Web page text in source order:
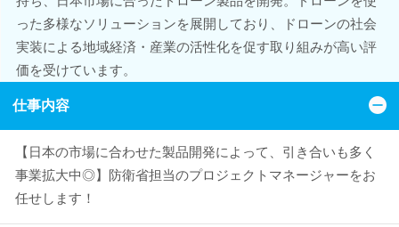
った多様なソリューションを展開しており、ドローンの社会
実装による地域経済・産業の活性化を促す取り組みが高い評
価を受けています。
仕事内容
【日本の市場に合わせた製品開発によって、引き合いも多く
事業拡大中◎】防衛省担当のプロジェクトマネージャーをお
任せします！